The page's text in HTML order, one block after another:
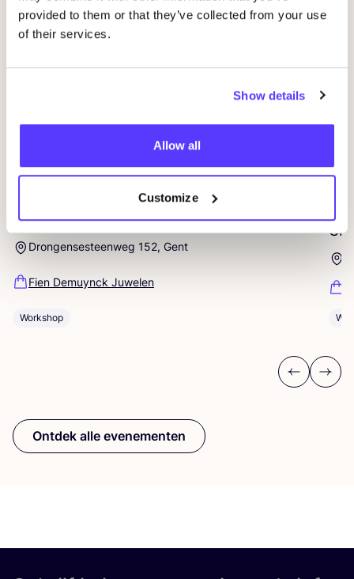
provided to them or that they’ve collected from your use
of their services.
Show details
Allow all
Customize
07 AUG
Workshop: Maak Je Eigen Trouwringen
Drongensesteenweg 152, Gent
Fien Demuynck Juwelen
Workshop
Previous
Next
Ontdek alle evenementen